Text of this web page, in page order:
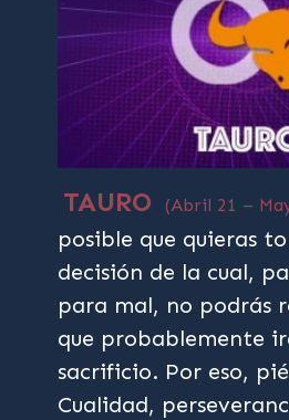
TAURO (Abril 21 –
posible que quieras
decisión de la cual,
para mal, no podrás
que probablemente
sacrificio. Por eso,
Cualidad,